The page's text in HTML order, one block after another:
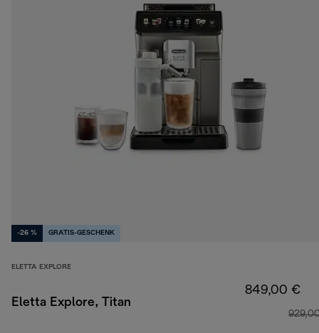
-26 % GRATIS-GESCHENK
ELETTA EXPLORE
Eletta Explore, Titan
849,00 €